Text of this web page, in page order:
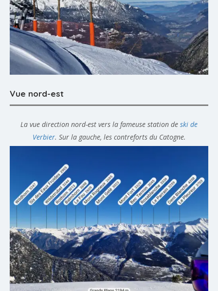
Vue nord-est
La vue direction nord-est vers la fameuse station de ski de
Verbier. Sur la gauche, les contreforts du Catogne.